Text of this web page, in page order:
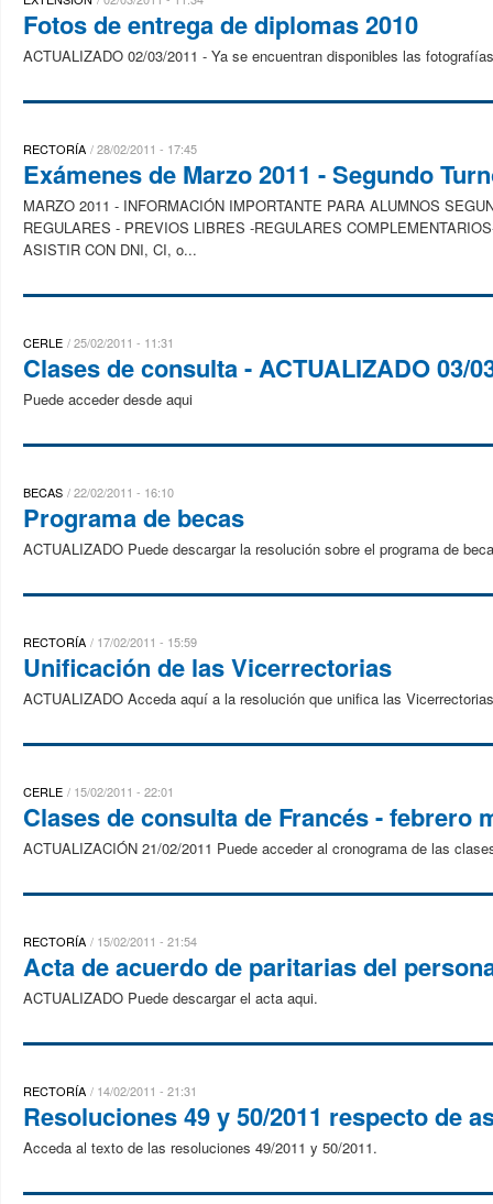
Fotos de entrega de diplomas 2010
ACTUALIZADO 02/03/2011 - Ya se encuentran disponibles las
RECTORÍA 28/02/2011 - 17:45
Exámenes de Marzo 2011 - Segundo
MARZO 2011 - INFORMACIÓN IMPORTANTE PARA ALUMNOS
REGULARES - PREVIOS LIBRES -REGULARES
ASISTIR CON DNI, CI, o...
CERLE 25/02/2011 - 11:31
Clases de consulta - ACTUALIZADO 03/
Puede acceder desde aqui
BECAS 22/02/2011 - 16:10
Programa de becas
ACTUALIZADO Puede descargar la resolución sobre el programa de
RECTORÍA 17/02/2011 - 15:59
Unificación de las Vicerrectorias
ACTUALIZADO Acceda aquí a la resolución que unifica las
CERLE 15/02/2011 - 22:01
Clases de consulta de Francés - febrero
ACTUALIZACIÓN 21/02/2011 Puede acceder al cronograma de las
RECTORÍA 15/02/2011 - 21:54
Acta de acuerdo de paritarias del
ACTUALIZADO Puede descargar el acta aqui.
RECTORÍA 14/02/2011 - 21:31
Resoluciones 49 y 50/2011 respecto de
Acceda al texto de las resoluciones 49/2011 y 50/2011.